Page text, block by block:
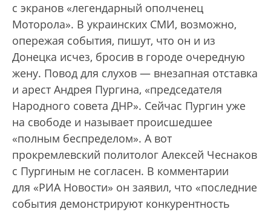
с экранов «легендарный ополченец
Моторола». В украинских СМИ, возможно,
опережая события, пишут, что он и из
Донецка исчез, бросив в городе очередную
жену. Повод для слухов — внезапная отставка
и арест Андрея Пургина, «председателя
Народного совета ДНР». Сейчас Пургин уже
на свободе и называет происшедшее
«полным беспределом». А вот
прокремлевский политолог Алексей Чеснаков
с Пургиным не согласен. В комментарии
для «РИА Новости» он заявил, что «последние
события демонстрируют конкурентность